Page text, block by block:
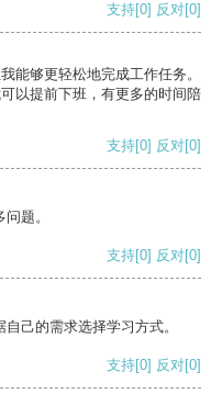
支持[0] 反对[0]
能够更轻松地完成工作任务。
以提前下班，有更多的时间陪
支持[0] 反对[0]
题。
支持[0] 反对[0]
己的需求选择学习方式。
支持[0] 反对[0]